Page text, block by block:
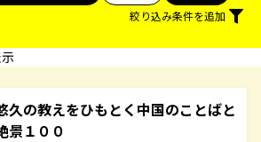
絞り込み条件を追加
久の教えをひもとく中国のことばと
景１００